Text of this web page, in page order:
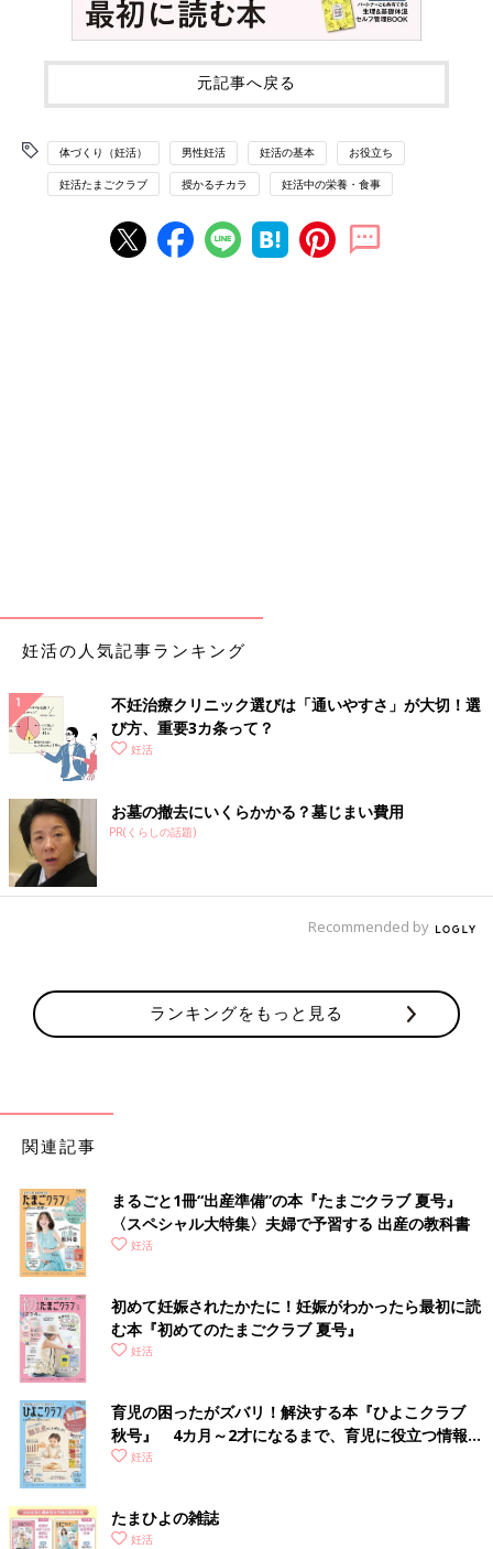
元記事へ戻る
体づくり（妊活） 男性妊活 妊活の基本 お役立ち
妊活たまごクラブ 授かるチカラ 妊活中の栄養・食事
妊活の人気記事ランキング
不妊治療クリニック選びは「通いやすさ」が大切！選
び方、重要3カ条って？
妊活
お墓の撤去にいくらかかる？墓じまい費用
PR(くらしの話題)
Recommended by
ランキングをもっと見る
関連記事
まるごと1冊“出産準備”の本『たまごクラブ 夏号』
〈スペシャル大特集〉夫婦で予習する 出産の教科書
妊活
初めて妊娠されたかたに！妊娠がわかったら最初に読
む本『初めてのたまごクラブ 夏号』
妊活
育児の困ったがズバリ！解決する本『ひよこクラブ
秋号』 4カ月～2才になるまで、育児に役立つ情報が
いっぱい！
妊活
たまひよの雑誌
妊活